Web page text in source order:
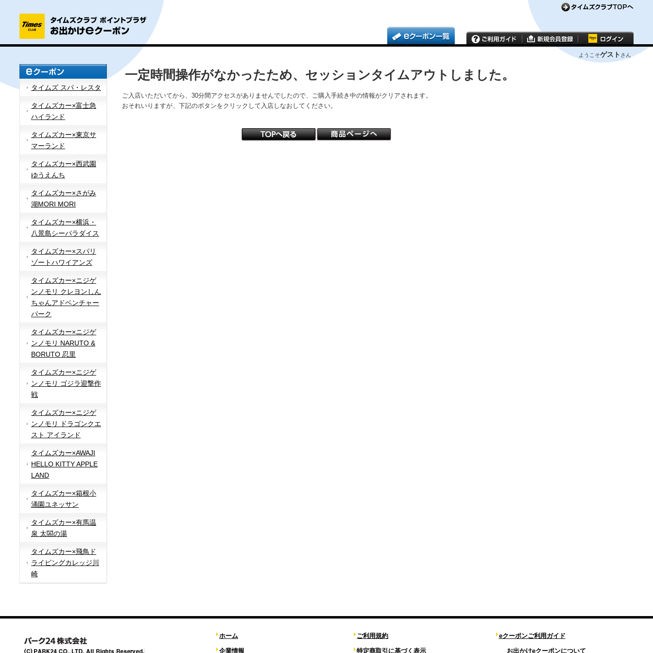
ようこそゲスト さん
タイムズ スパ・レスタ
タイムズカー×富士急
ハイランド
タイムズカー×東京サ
マーランド
タイムズカー×西武園
ゆうえんち
タイムズカー×さがみ
湖MORI MORI
タイムズカー×横浜・
八景島シーパラダイス
タイムズカー×スパリ
ゾートハワイアンズ
タイムズカー×ニジゲ
ンノモリ クレヨンしん
ちゃんアドベンチャー
パーク
タイムズカー×ニジゲ
ンノモリ NARUTO &
BORUTO 忍里
タイムズカー×ニジゲ
ンノモリ ゴジラ迎撃作
戦
タイムズカー×ニジゲ
ンノモリ ドラゴンクエ
スト アイランド
タイムズカー×AWAJI
HELLO KITTY APPLE
LAND
タイムズカー×箱根小
涌園ユネッサン
タイムズカー×有馬温
泉 太閤の湯
タイムズカー×飛鳥ド
ライビングカレッジ川
崎
一定時間操作がなかったため、セッションタイムアウトしました。
ご入店いただいてから、30分間アクセスがありませんでしたので、ご購入手続き中の情報がクリアされます。
おそれいりますが、下記のボタンをクリックして入店しなおしてください。
ホーム
企業情報
ご利用規約
特定商取引に基づく表示
eクーポンご利用ガイド
お出かけeクーポンについて